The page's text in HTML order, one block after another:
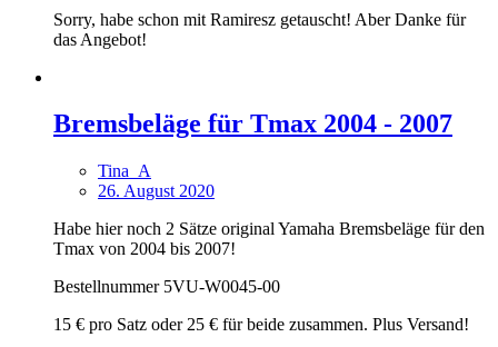
Sorry, habe schon mit Ramiresz getauscht! Aber Danke für
das Angebot!
Bremsbeläge für Tmax 2004 - 2007
Tina_A
26. August 2020
Habe hier noch 2 Sätze original Yamaha Bremsbeläge für den
Tmax von 2004 bis 2007!
Bestellnummer 5VU-W0045-00
15 € pro Satz oder 25 € für beide zusammen. Plus Versand!